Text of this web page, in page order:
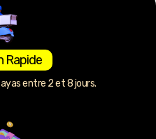
Rapide
entre 2 et 8 jours.